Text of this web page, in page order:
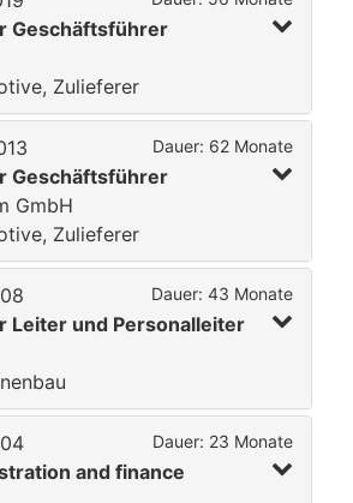
Geschäftsführer
Zulieferer
Dauer: 62 Monate
Geschäftsführer
GmbH
Zulieferer
Dauer: 43 Monate
Leiter und Personalleiter
Dauer: 23 Monate
and finance